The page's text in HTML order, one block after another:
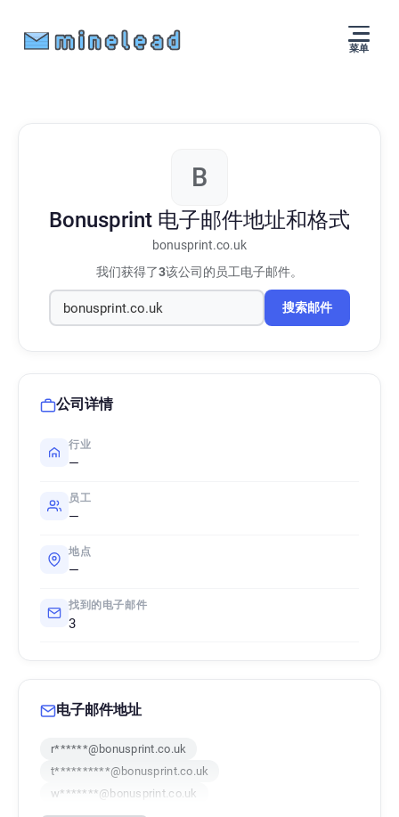
菜单
B
Bonusprint 电子邮件地址和格式
bonusprint.co.uk
我们获得了3该公司的员工电子邮件。
搜索邮件
公司详情
行业
—
员工
—
地点
—
找到的电子邮件
3
电子邮件地址
r******@bonusprint.co.uk
t**********@bonusprint.co.uk
w*******@bonusprint.co.uk